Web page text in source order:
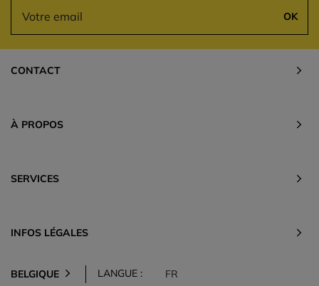
OK
CONTACT
À PROPOS
SERVICES
INFOS LÉGALES
BELGIQUE LANGUE : FR